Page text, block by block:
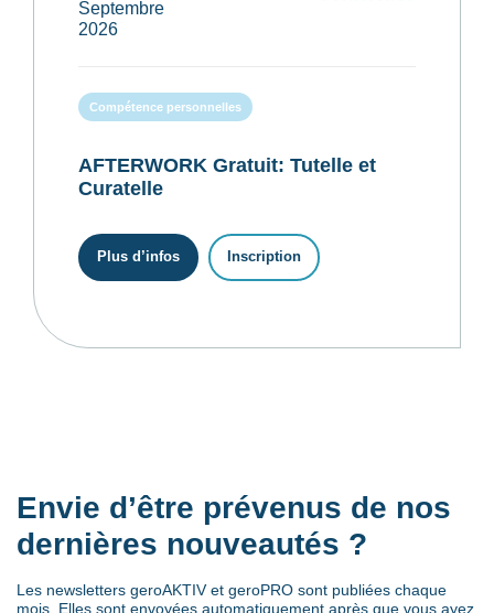
Septembre
2026
Compétence personnelles
AFTERWORK Gratuit: Tutelle et
Curatelle
Plus d’infos Inscription
Envie d’être prévenus de nos
dernières nouveautés ?
Les newsletters geroAKTIV et geroPRO sont publiées chaque
mois. Elles sont envoyées automatiquement après que vous ayez